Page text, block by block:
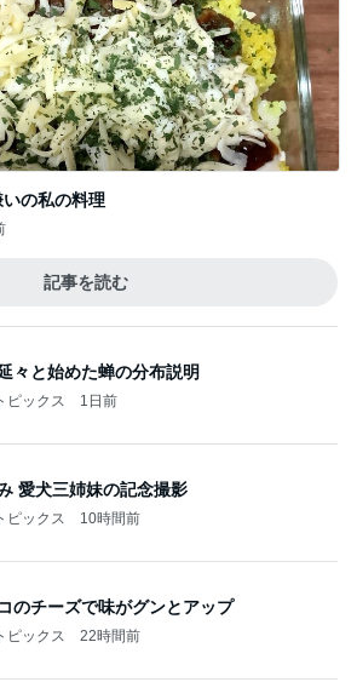
の私の料理
記事を読む
々と始めた蝉の分布説明
ピックス 1日前
愛犬三姉妹の記念撮影
ピックス 10時間前
のチーズで味がグンとアップ
ピックス 22時間前